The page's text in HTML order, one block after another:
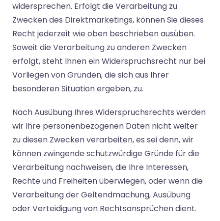
widersprechen. Erfolgt die Verarbeitung zu
Zwecken des Direktmarketings, können Sie dieses
Recht jederzeit wie oben beschrieben ausüben.
Soweit die Verarbeitung zu anderen Zwecken
erfolgt, steht Ihnen ein Widerspruchsrecht nur bei
Vorliegen von Gründen, die sich aus Ihrer
besonderen Situation ergeben, zu.
Nach Ausübung Ihres Widerspruchsrechts werden
wir Ihre personenbezogenen Daten nicht weiter
zu diesen Zwecken verarbeiten, es sei denn, wir
können zwingende schutzwürdige Gründe für die
Verarbeitung nachweisen, die Ihre Interessen,
Rechte und Freiheiten überwiegen, oder wenn die
Verarbeitung der Geltendmachung, Ausübung
oder Verteidigung von Rechtsansprüchen dient.